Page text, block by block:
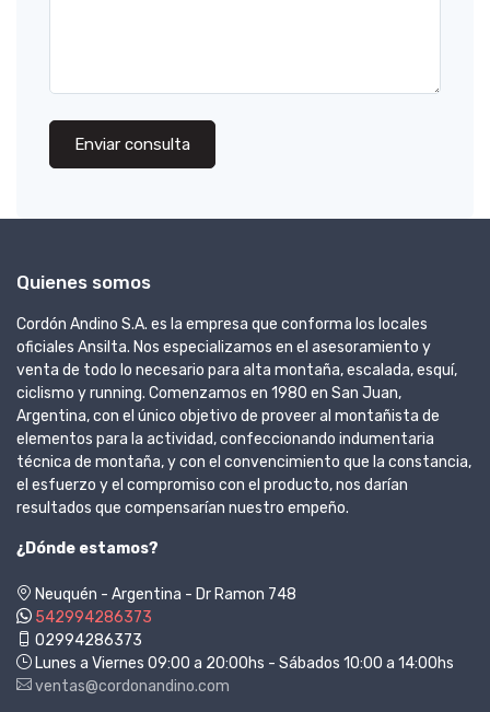
Enviar consulta
Quienes somos
Cordón Andino S.A. es la empresa que conforma los locales
oficiales Ansilta. Nos especializamos en el asesoramiento y
venta de todo lo necesario para alta montaña, escalada, esquí,
ciclismo y running. Comenzamos en 1980 en San Juan,
Argentina, con el único objetivo de proveer al montañista de
elementos para la actividad, confeccionando indumentaria
técnica de montaña, y con el convencimiento que la constancia,
el esfuerzo y el compromiso con el producto, nos darían
resultados que compensarían nuestro empeño.
¿Dónde estamos?
Neuquén - Argentina - Dr Ramon 748
542994286373
02994286373
Lunes a Viernes 09:00 a 20:00hs - Sábados 10:00 a 14:00hs
ventas@cordonandino.com